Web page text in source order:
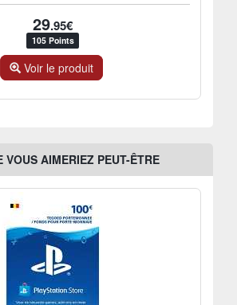
29.95€
105 Points
Voir le produit
VOUS AIMERIEZ PEUT-ÊTRE